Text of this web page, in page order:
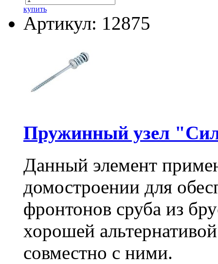
купить
Артикул: 12875
Пружинный узел
Данный элемент
домостроении для
фронтонов сруба из
хорошей
совместно с ними.